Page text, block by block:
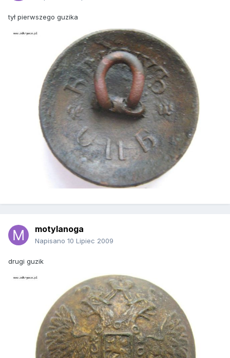
tył pierwszego guzika
motylanoga
Napisano 10 Lipiec 2009
drugi guzik